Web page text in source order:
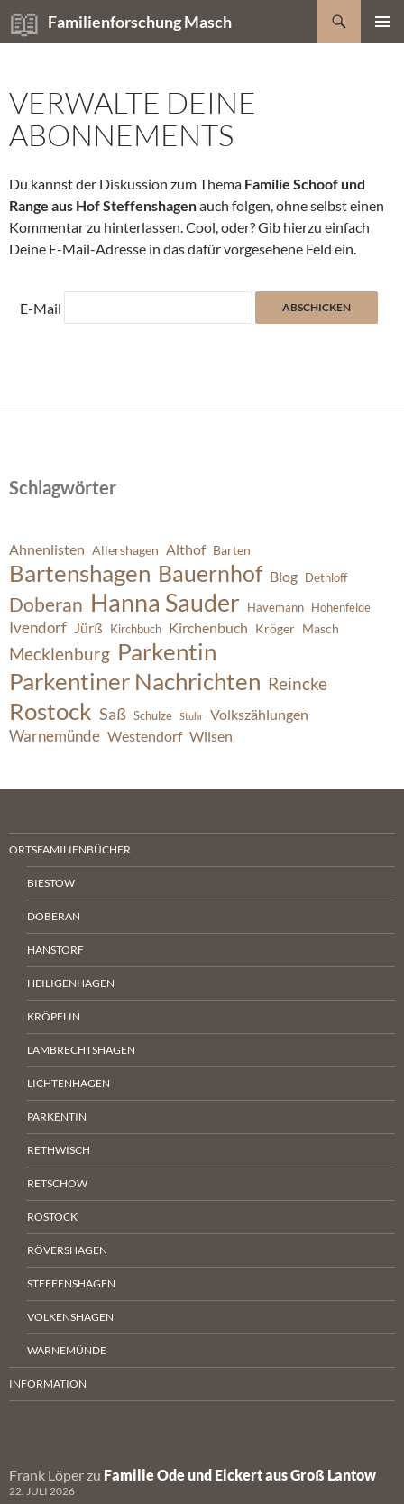
Zum
Inhalt
Familienforschung Masch
Suchen
VERWALTE DEINE
ABONNEMENTS
Du kannst der Diskussion zum Thema Familie Schoof und
Range aus Hof Steffenshagenauch folgen, ohne selbst einen
Kommentar zu hinterlassen. Cool, oder? Gib hierzu einfach
Deine E-Mail-Adresse in das dafür vorgesehene Feld ein.
E-Mail
Schlagwörter
Ahnenlisten Allershagen Althof Barten
Bartenshagen Bauernhof Blog Dethloff
Doberan Hanna Sauder Havemann Hohenfelde
Ivendorf Jürß Kirchbuch Kirchenbuch Kröger Masch
Mecklenburg Parkentin
Parkentiner Nachrichten Reincke
Rostock Saß Schulze Stuhr Volkszählungen
Warnemünde Westendorf Wilsen
ORTSFAMILIENBÜCHER
BIESTOW
DOBERAN
HANSTORF
HEILIGENHAGEN
KRÖPELIN
LAMBRECHTSHAGEN
LICHTENHAGEN
PARKENTIN
RETHWISCH
RETSCHOW
ROSTOCK
RÖVERSHAGEN
STEFFENSHAGEN
VOLKENSHAGEN
WARNEMÜNDE
INFORMATION
Frank Löper zu Familie Ode und Eickert aus Groß Lantow
22. JULI 2026